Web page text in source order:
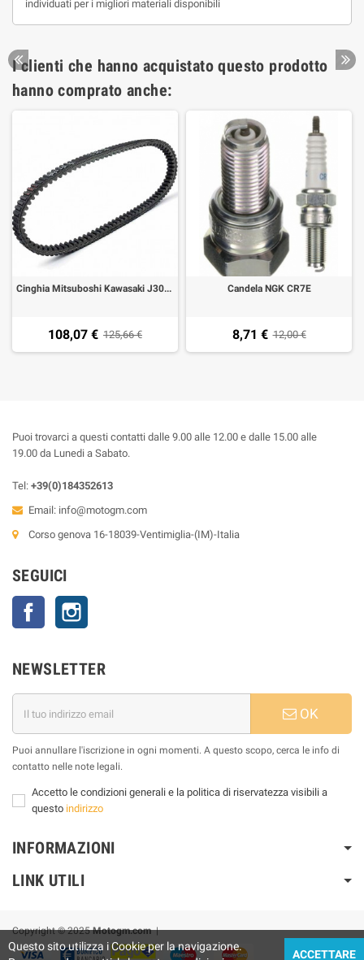
individuati per i migliori materiali disponibili
I clienti che hanno acquistato questo prodotto
hanno comprato anche:
Cinghia Mitsuboshi Kawasaki J300, Kymco Downtown 300/350, people 300 GTI
108,07 € 125,66 €
Candela NGK CR7E
8,71 € 12,00 €
Puoi trovarci a questi contatti dalle 9.00 alle 12.00 e dalle 15.00 alle
19.00 da Lunedi a Sabato.
Tel: +39(0)184352613
Email: info@motogm.com
Corso genova 16-18039-Ventimiglia-(IM)-Italia
SEGUICI
Facebook
NEWSLETTER
OK
Puoi annullare l'iscrizione in ogni momenti. A questo scopo, cerca le info di
contatto nelle note legali.
Accetto le condizioni generali e la politica di riservatezza visibili a
questo indirizzo
INFORMAZIONI
LINK UTILI
Copyright © 2025Motogm.com|
Questo sito utilizza i Cookie per la navigazione.
ACCETTARE